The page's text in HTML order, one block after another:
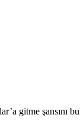
gitme şansını